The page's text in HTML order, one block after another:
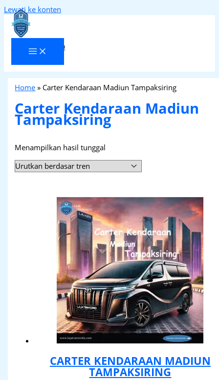
Lewati ke konten
Laja Transindo
Home » Carter Kendaraan Madiun Tampaksiring
Carter Kendaraan Madiun
Tampaksiring
Menampilkan hasil tunggal
CARTER KENDARAAN MADIUN
TAMPAKSIRING